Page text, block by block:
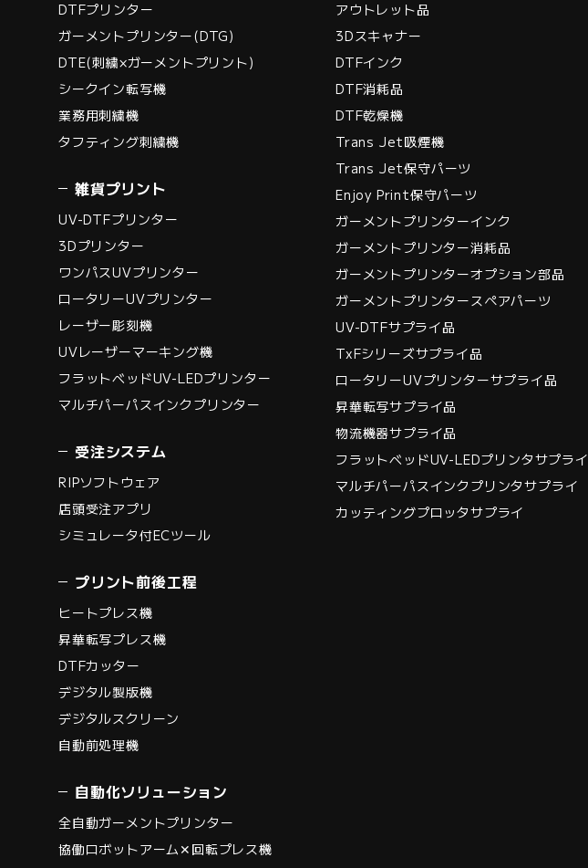
DTFプリンター
ガーメントプリンター(DTG)
DTE(刺繍×ガーメントプリント)
シークイン転写機
業務用刺繍機
タフティング刺繍機
雑貨プリント
UV-DTFプリンター
3Dプリンター
ワンパスUVプリンター
ロータリーUVプリンター
レーザー彫刻機
UVレーザーマーキング機
フラットベッドUV-LEDプリンター
マルチパーパスインクプリンター
受注システム
RIPソフトウェア
店頭受注アプリ
シミュレータ付ECツール
プリント前後工程
ヒートプレス機
昇華転写プレス機
DTFカッター
デジタル製版機
デジタルスクリーン
自動前処理機
自動化ソリューション
全自動ガーメントプリンター
協働ロボットアーム✕回転プレス機
アウトレット品
3Dスキャナー
DTFインク
DTF消耗品
DTF乾燥機
Trans Jet吸煙機
Trans Jet保守パーツ
Enjoy Print保守パーツ
ガーメントプリンターインク
ガーメントプリンター消耗品
ガーメントプリンターオプション部品
ガーメントプリンタースペアパーツ
UV-DTFサプライ品
TxFシリーズサプライ品
ロータリーUVプリンターサプライ品
昇華転写サプライ品
物流機器サプライ品
フラットベッドUV-LEDプリンタサプライ
マルチパーパスインクプリンタサプライ
カッティングプロッタサプライ